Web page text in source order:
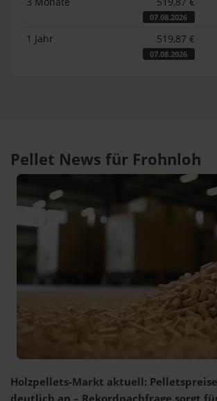
07.08.2026
1 Jahr 519,87 €
07.08.2026
Pellet News für Frohnloh
Holzpellets-Markt aktuell: